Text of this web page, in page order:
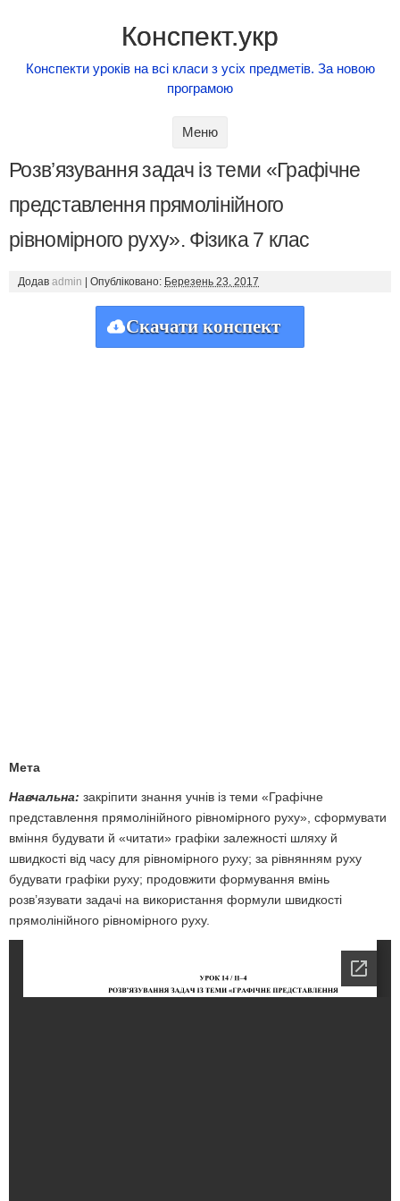
Конспект.укр
Конспекти уроків на всі класи з усіх предметів. За новою
програмою
Меню
Розв’язування задач із теми «Графічне
представлення прямолінійного
рівномірного руху». Фізика 7 клас
Додав admin Опубліковано: Березень 23, 2017
Скачати конспект
Мета
Навчальна: закріпити знання учнів із теми «Графічне
представлення прямолінійного рівномірного руху», сформувати
вміння будувати й «читати» графіки залежності шляху й
швидкості від часу для рівномірного руху; за рівнянням руху
будувати графіки руху; продовжити формування вмінь
розв’язувати задачі на використання формули швидкості
прямолінійного рівномірного руху.